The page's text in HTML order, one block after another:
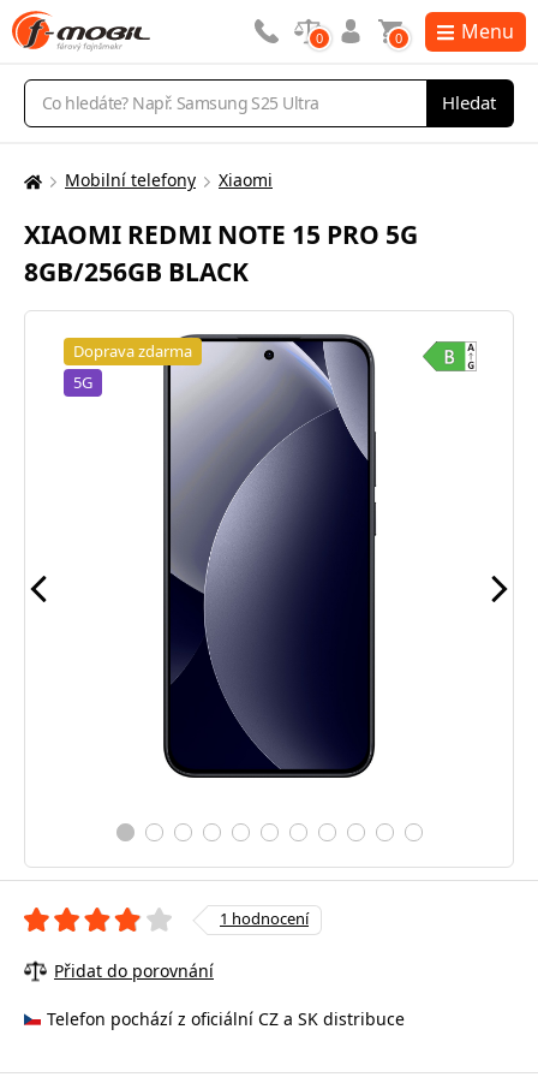
Vyhledávání
Hledat
0 0 Menu
Zde
nacházíte:
Mobilní telefony Xiaomi
XIAOMI REDMI NOTE 15 PRO 5G
8GB/256GB BLACK
Doprava zdarma
5G
1 hodnocení
Přidat do porovnání
Telefon pochází z oficiální CZ a SK distribuce